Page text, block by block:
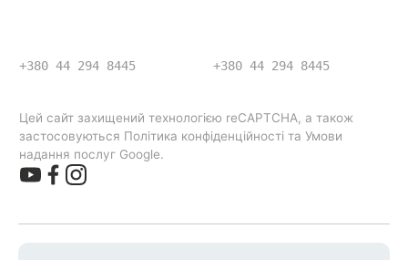
+380 44 294 8445 +380 44 294 8445
Цей сайт захищений технологією reCAPTCHA, а також
застосовуються Політика конфіденційності та Умови
надання послуг Google.